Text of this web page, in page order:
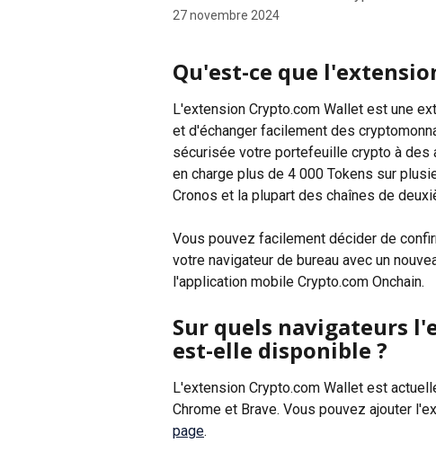
27 novembre 2024
Qu'est-ce que
L'extension Crypto.com Wallet est une
et d'échanger facilement des
sécurisée votre portefeuille crypto à
en charge plus de 4 000 Tokens sur
Cronos et la plupart des chaînes de
Vous pouvez facilement décider de
votre navigateur de bureau avec un
l'application mobile Crypto.com Onchain.
Sur quels navigateurs
est-elle disponible ?
L'extension Crypto.com Wallet est
Chrome et Brave. Vous pouvez ajouter
page.